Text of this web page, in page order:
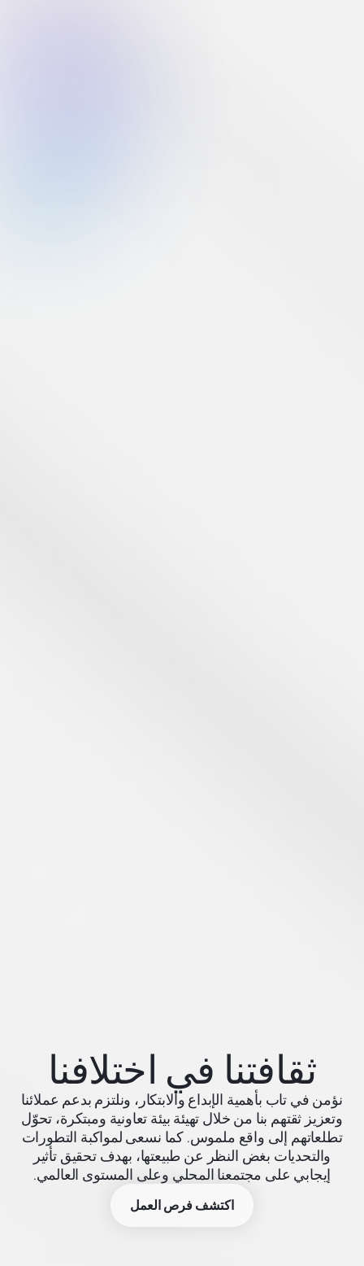
ثقافتنا في اختلافنا
نؤمن في تاب بأهمية الإبداع والابتكار، ونلتزم بدعم عملائنا
وتعزيز ثقتهم بنا من خلال تهيئة بيئة تعاونية ومبتكرة، تحوّل
تطلعاتهم إلى واقع ملموس. كما نسعى لمواكبة التطورات
والتحديات بغض النظر عن طبيعتها، بهدف تحقيق تأثير
إيجابي على مجتمعنا المحلي وعلى المستوى العالمي.
اكتشف فرص العمل